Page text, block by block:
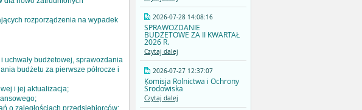
2026-07-28 14:08:16
SPRAWOZDANIE
BUDŻETOWE ZA II KWARTAŁ
2026 R.
Czytaj dalej
2026-07-27 12:37:07
Komisja Rolnictwa i Ochrony
Środowiska
Czytaj dalej
rozporządzenia na wypadek
uchwały budżetowej, sprawozdania
budżetu za pierwsze półrocze i
i jej aktualizacja;